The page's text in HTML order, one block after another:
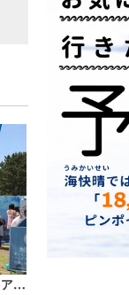
6/3開催の波伝説＠ワン・カリフォルニア・デイ義援金のご報告